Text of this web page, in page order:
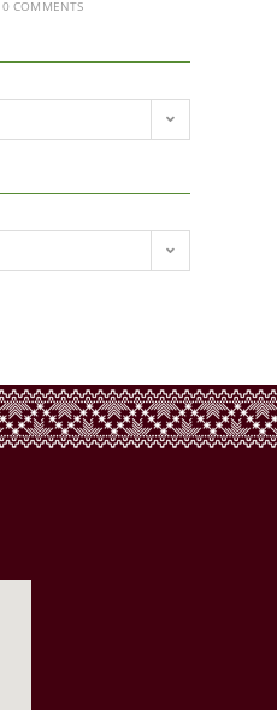
0 COMMENTS